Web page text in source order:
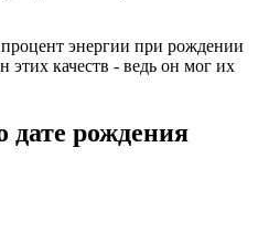
энергии при рождении
этих качеств - ведь он мог их
дате рождения